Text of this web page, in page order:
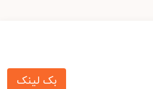
بک لینک